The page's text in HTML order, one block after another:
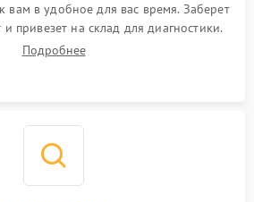
вам в удобное для вас время. Заберет
привезет на склад для диагностики.
Подробнее